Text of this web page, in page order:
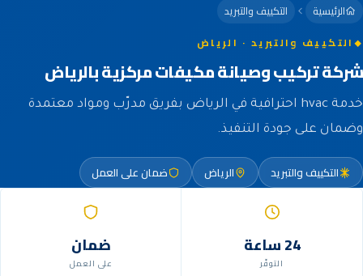
الرئيسية التكييف والتبريد
التكييف والتبريد · الرياض
شركة تركيب وصيانة مكيفات مركزية بالرياض
خدمة hvac احترافية في الرياض بفريق مدرّب ومواد معتمدة
وضمان على جودة التنفيذ.
التكييف والتبريد الرياض ضمان على العمل
24 ساعة
التوفّر
ضمان
على العمل